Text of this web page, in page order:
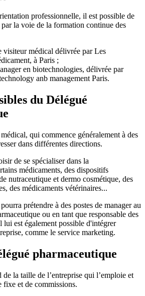
professionnelle, il est possible de
la voie de la formation continue des
visiteur médical délivrée par Les
à Paris ;
en biotechnologies, délivrée par
anb management Paris.
du Délégué
qui commence généralement à des
dans différentes directions.
de se spécialiser dans la
médicaments, des dispositifs
nutraceutique et dermo cosmétique, des
des médicaments vétérinaires...
prétendre à des postes de manager au
ou en tant que responsable des
lui est également possible d'intégrer
comme le service marketing.
pharmaceutique
la taille de l’entreprise qui l’emploie et
fixe et de commissions.